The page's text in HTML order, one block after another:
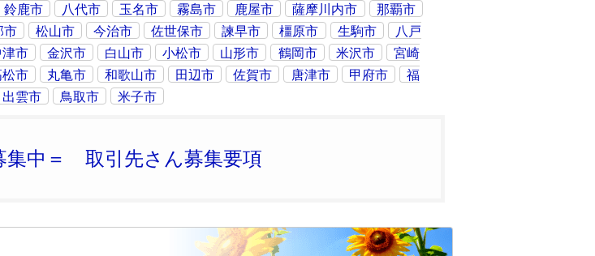
鈴鹿市 八代市 玉名市 霧島市 鹿屋市 薩摩川内市
那覇市
市 松山市 今治市 佐世保市 諫早市 橿原市 生駒市
八戸
市 金沢市 白山市 小松市 山形市 鶴岡市 米沢市
宮崎
市 丸亀市 和歌山市 田辺市 佐賀市 唐津市 甲府市
福
出雲市 鳥取市 米子市
集中＝ 取引先さん募集要項